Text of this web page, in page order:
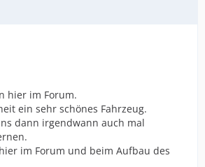
hier im Forum.
ein sehr schönes Fahrzeug.
dann irgendwann auch mal
im Forum und beim Aufbau des